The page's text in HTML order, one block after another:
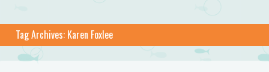
Tag Archives: Karen Foxlee